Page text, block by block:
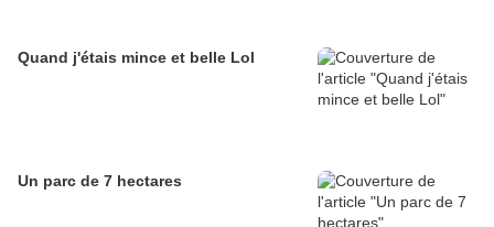
Quand j'étais mince et belle Lol
Un parc de 7 hectares